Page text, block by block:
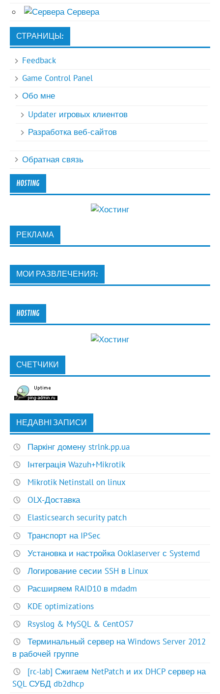
Сервера
СТРАНИЦЫ:
Feedback
Game Control Panel
Обо мне
Updater игровых клиентов
Разработка веб-сайтов
Обратная связь
HOSTING
РЕКЛАМА
МОИ РАЗВЛЕЧЕНИЯ:
HOSTING
СЧЕТЧИКИ
НЕДАВНІ ЗАПИСИ
Паркінг домену strlnk.pp.ua
Інтеграція Wazuh+Mikrotik
Mikrotik Netinstall on linux
OLX-Доставка
Elasticsearch security patch
Транспорт на IPSec
Установка и настройка Ooklaserver с Systemd
Логирование сесии SSH в Linux
Расширяем RAID10 в mdadm
KDE optimizations
Rsyslog & MySQL & CentOS7
Терминальный сервер на Windows Server 2012
в рабочей группе
[rc-lab] Сжигаем NetPatch и их DHCP сервер на
SQL СУБД db2dhcp